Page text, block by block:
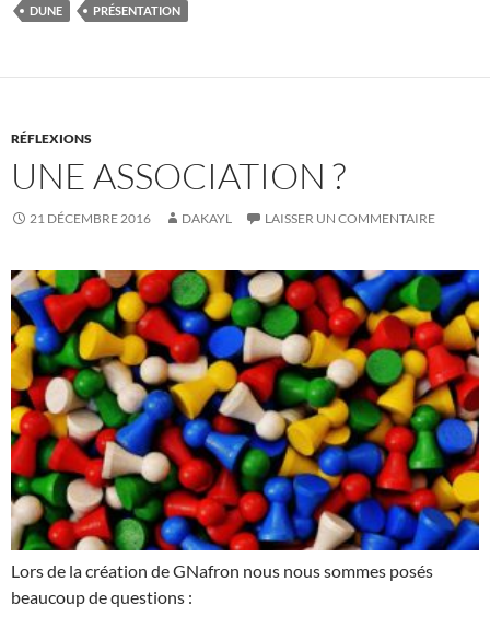
DUNE PRÉSENTATION
RÉFLEXIONS
UNE ASSOCIATION ?
21 DÉCEMBRE 2016 DAKAYL LAISSER UN COMMENTAIRE
Lors de la création de GNafron nous nous sommes posés
beaucoup de questions :